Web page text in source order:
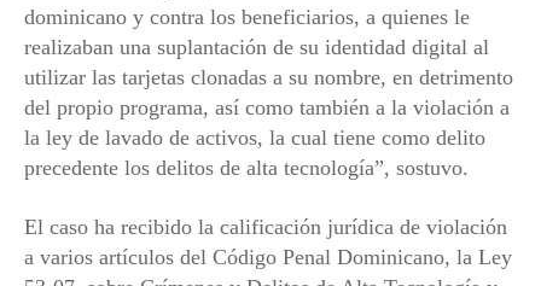
dominicano y contra los beneficiarios, a quienes le
realizaban una suplantación de su identidad digital al
utilizar las tarjetas clonadas a su nombre, en detrimento
del propio programa, así como también a la violación a
la ley de lavado de activos, la cual tiene como delito
precedente los delitos de alta tecnología”, sostuvo.
El caso ha recibido la calificación jurídica de violación
a varios artículos del Código Penal Dominicano, la Ley